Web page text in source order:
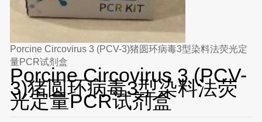
Porcine Circovirus 3 (PCV-3)猪圆环病毒3型染料法荧光定
量PCR试剂盒
Porcine Circovirus 3 (PCV-
3)猪圆环病毒3型染料法荧
光定量PCR试剂盒